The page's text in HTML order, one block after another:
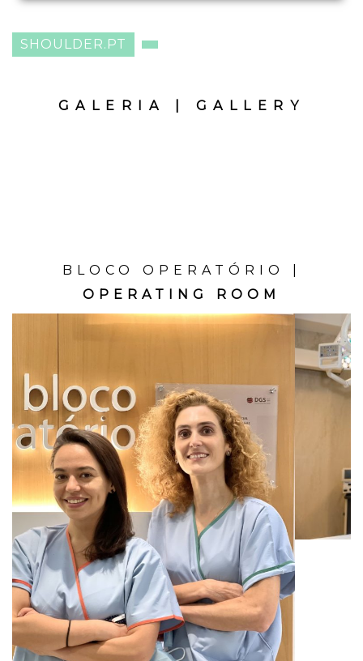
SHOULDER.PT
GALERIA | GALLERY
BLOCO OPERATÓRIO |
OPERATING ROOM